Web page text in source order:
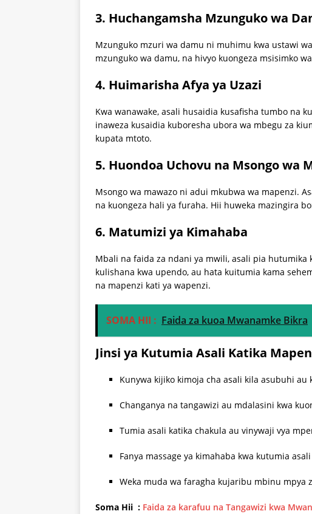
3. Huchangamsha Mzunguko wa
Mzunguko mzuri wa damu ni muhimu kwa ustawi
mzunguko wa damu, na hivyo kuongeza msisimko
4. Huimarisha Afya ya Uzazi
Kwa wanawake, asali husaidia kusafisha tumbo na
inaweza kusaidia kuboresha ubora wa mbegu za
kupata mtoto.
5. Huondoa Uchovu na Msongo wa
Msongo wa mawazo ni adui mkubwa wa mapenzi.
na kuongeza hali ya furaha. Hii huweka mazingira
6. Matumizi ya Kimahaba
Mbali na faida za ndani ya mwili, asali pia hutumika
kulishana kwa upendo, au hata kuitumia kama
na mapenzi kati ya wapenzi.
SOMA HII : Faida za kuoa Mwanamke Bikra
Jinsi ya Kutumia Asali Katika
Kunywa kijiko kimoja cha asali kila asubuhi au
Changanya na tangawizi au mdalasini kwa
Tumia asali katika chakula au vinywaji vya
Fanya massage ya kimahaba kwa kutumia
Weka muda wa faragha kujaribu mbinu mpya
Soma Hii : Faida za karafuu na Tangawizi kwa